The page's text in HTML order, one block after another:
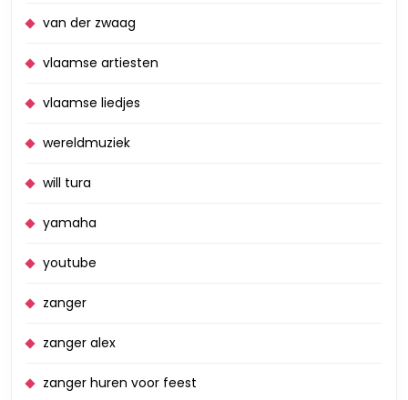
van der zwaag
vlaamse artiesten
vlaamse liedjes
wereldmuziek
will tura
yamaha
youtube
zanger
zanger alex
zanger huren voor feest